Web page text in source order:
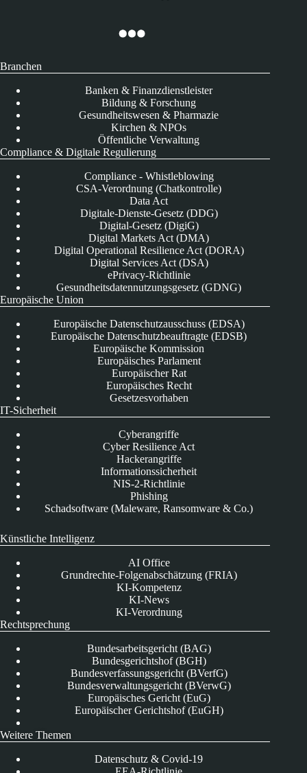
Branchen
Banken & Finanzdienstleister
Bildung & Forschung
Gesundheitswesen & Pharmazie
Kirchen & NPOs
Öffentliche Verwaltung
Compliance & Digitale Regulierung
Compliance - Whistleblowing
CSA-Verordnung (Chatkontrolle)
Data Act
Digitale-Dienste-Gesetz (DDG)
Digital-Gesetz (DigiG)
Digital Markets Act (DMA)
Digital Operational Resilience Act (DORA)
Digital Services Act (DSA)
ePrivacy-Richtlinie
Gesundheitsdatennutzungsgesetz (GDNG)
Europäische Union
Europäische Datenschutzausschuss (EDSA)
Europäische Datenschutzbeauftragte (EDSB)
Europäische Kommission
Europäisches Parlament
Europäischer Rat
Europäisches Recht
Gesetzesvorhaben
IT-Sicherheit
Cyberangriffe
Cyber Resilience Act
Hackerangriffe
Informationssicherheit
NIS-2-Richtlinie
Phishing
Schadsoftware (Maleware, Ransomware & Co.)
Künstliche Intelligenz
AI Office
Grundrechte-Folgenabschätzung (FRIA)
KI-Kompetenz
KI-News
KI-Verordnung
Rechtsprechung
Bundesarbeitsgericht (BAG)
Bundesgerichtshof (BGH)
Bundesverfassungsgericht (BVerfG)
Bundesverwaltungsgericht (BVerwG)
Europäisches Gericht (EuG)
Europäischer Gerichtshof (EuGH)
Weitere Themen
Datenschutz & Covid-19